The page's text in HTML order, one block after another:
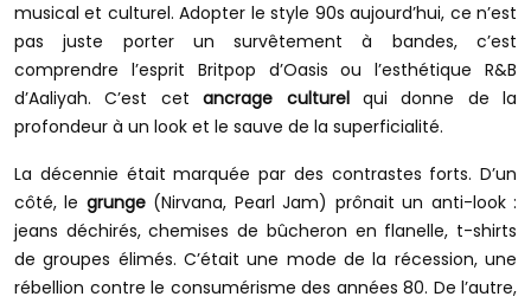
musical et culturel. Adopter le style 90s aujourd’hui, ce n’est
pas juste porter un survêtement à bandes, c’est
comprendre l’esprit Britpop d’Oasis ou l’esthétique R&B
d’Aaliyah. C’est cetancrage culturelqui donne de la
profondeur à un look et le sauve de la superficialité.
La décennie était marquée par des contrastes forts. D’un
côté, le grunge(Nirvana, Pearl Jam) prônait un anti-look :
jeans déchirés, chemises de bûcheron en flanelle, t-shirts
de groupes élimés. C’était une mode de la récession, une
rébellion contre le consumérisme des années 80. De l’autre,